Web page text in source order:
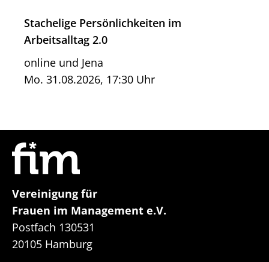
Stachelige Persönlichkeiten im
Arbeitsalltag 2.0
online und Jena
Mo. 31.08.2026, 17:30 Uhr
Vereinigung für
Frauen im Management e.V.
Postfach 130531
20105 Hamburg